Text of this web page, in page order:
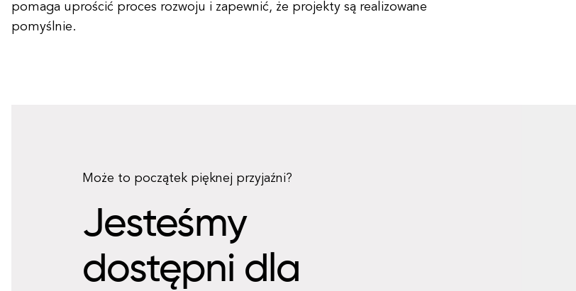
pomaga uprościć proces rozwoju i zapewnić, że projekty są realizowane
pomyślnie.
Może to początek pięknej przyjaźni?
Jesteśmy
dostępni dla